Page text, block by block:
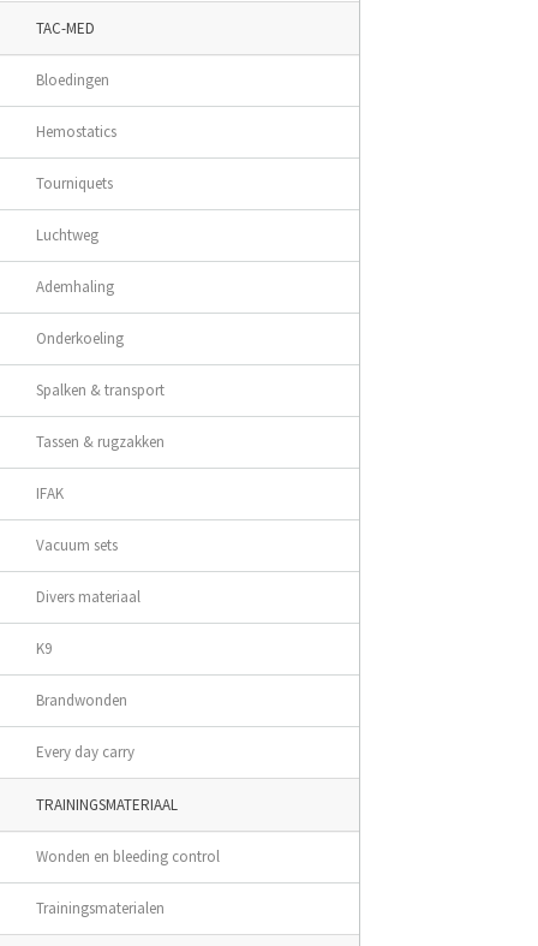
TAC-MED
Bloedingen
Hemostatics
Tourniquets
Luchtweg
Ademhaling
Onderkoeling
Spalken & transport
Tassen & rugzakken
IFAK
Vacuum sets
Divers materiaal
K9
Brandwonden
Every day carry
TRAININGSMATERIAAL
Wonden en bleeding control
Trainingsmaterialen